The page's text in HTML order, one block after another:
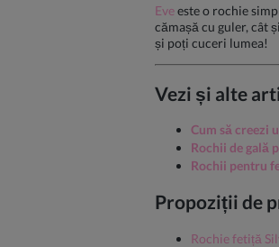
Eveeste o rochie
cămașă cu guler, cât
și poți cuceri lumea!
Vezi și alte
Cum să creezi
Rochii de gală
Rochii pentru
Propoziții de
Rochie fetiță